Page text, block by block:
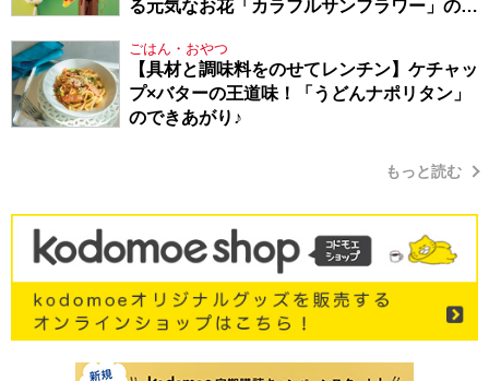
る元気なお花「カラフルサンフラワー」の作
ごはん・おやつ
【具材と調味料をのせてレンチン】ケチャッ
プ×バターの王道味！「うどんナポリタン」
のできあがり♪
もっと読む